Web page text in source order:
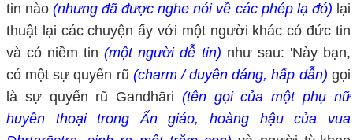
tin nào(nhưng đã được nghe nói về các phép lạ đó) lại
thuật lại các chuyện ấy với một người khác có đức tin
và có niềm tin(một người dễ tin) như sau: 'Này bạn,
có một sự quyến rũ (charm / duyên dáng, hấp dẫn) gọi
là sự quyến rũ Gandhāri (tên gọi của một phụ nữ
huyền thoại trong Ấn giáo, hoàng hậu của vua